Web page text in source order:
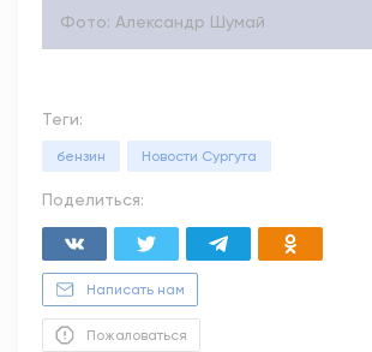
Фото: Александр Шумай
Теги:
бензин Новости Сургута
Поделиться:
Написать нам
Пожаловаться